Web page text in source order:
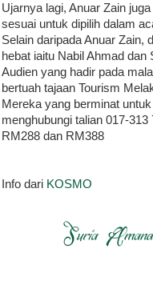
Ujarnya lagi, Anuar Zain
sesuai untuk dipilih dalam
Selain daripada Anuar Zain,
hebat iaitu Nabil Ahmad
Audien yang hadir pada
bertuah tajaan Tourism
Mereka yang berminat
menghubungi talian 017-
RM288 dan RM388
Info dari KOSMO